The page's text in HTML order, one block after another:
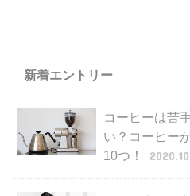
新着エントリー
コーヒーは苦
い？コーヒー
10つ！